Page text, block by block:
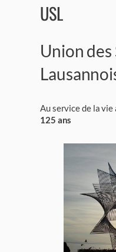
USL
Union des
Au service de la
125 ans